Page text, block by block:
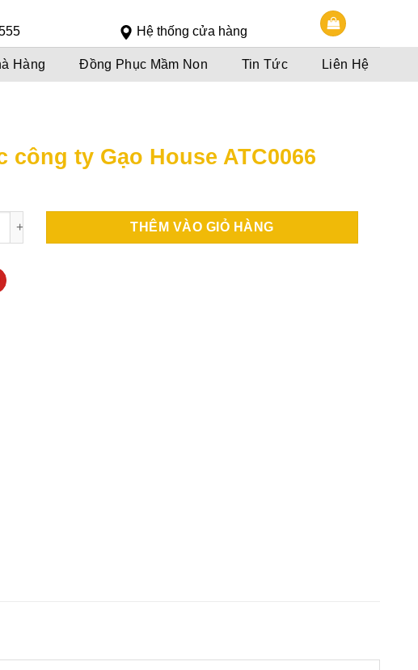
Hệ thống cửa hàng
Hàng Đồng Phục Mầm Non Tin Tức Liên Hệ
công ty Gạo House ATC0066
THÊM VÀO GIỎ HÀNG